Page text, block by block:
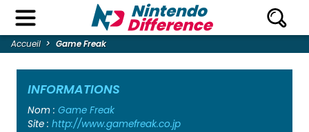
Accueil Game Freak
INFORMATIONS
Nom : Game Freak
Site : http://www.gamefreak.co.jp